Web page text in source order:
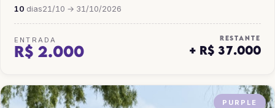
10 dias21/10 → 31/10/2026
ENTRADA
R$ 2.000
RESTANTE
+ R$ 37.000
PURPLE